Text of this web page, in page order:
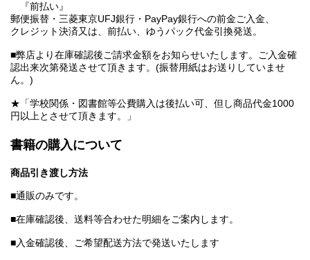
『前払い』
郵便振替・三菱東京UFJ銀行・PayPay銀行への前金ご入金、
クレジット決済又は、前払い、ゆうパック代金引換発送。
■弊店より在庫確認後ご請求金額をお知らせいたします。ご入金確
認出来次第発送させて頂きます。(振替用紙はお送りしていませ
ん。)
★「学校関係・図書館等公費購入は後払い可、但し商品代金1000
円以上とさせて頂きます。」
書籍の購入について
商品引き渡し方法
■通販のみです。
■在庫確認後、送料等合わせた明細をご案内します。
■入金確認後、ご希望配送方法で発送いたします